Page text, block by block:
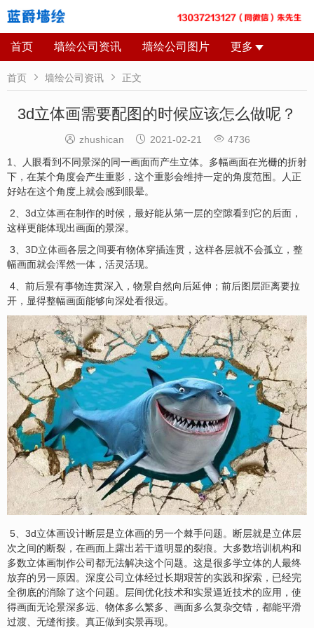
首页 墙绘公司资讯 墙绘公司图片 更多
首页  墙绘公司资讯  正文
3d立体画需要配图的时候应该怎么做呢？
 zhushican  2021-02-21  4736
1、人眼看到不同景深的同一画面而产生立体。多幅画面在光栅的折射
下，在某个角度会产生重影，这个重影会维持一定的角度范围。人正
好站在这个角度上就会感到眼晕。
2、3d立体画在制作的时候，最好能从第一层的空隙看到它的后面，
这样更能体现出画面的景深。
3、 3D立体画各层之间要有物体穿插连贯，这样各层就不会孤立，整
幅画面就会浑然一体，活灵活现。
4、前后景有事物连贯深入，物景自然向后延伸；前后图层距离要拉
开，显得整幅画面能够向深处看很远。
5、3d立体画设计断层是立体画的另一个棘手问题。断层就是立体层
次之间的断裂，在画面上露出若干道明显的裂痕。大多数培训机构和
多数立体画制作公司都无法解决这个问题。这是很多学立体的人最终
放弃的另一原因。深度公司立体经过长期艰苦的实践和探索，已经完
全彻底的消除了这个问题。层间优化技术和实景逼近技术的应用，使
得画面无论景深多远、物体多么繁多、画面多么复杂交错，都能平滑
过渡、无缝衔接。真正做到实景再现。